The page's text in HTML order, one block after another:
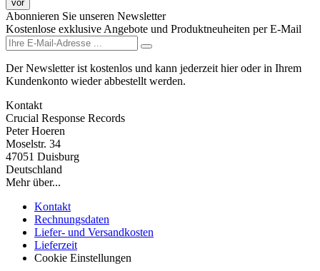
vor
Abonnieren Sie unseren Newsletter
Kostenlose exklusive Angebote und Produktneuheiten per E-Mail
Der Newsletter ist kostenlos und kann jederzeit hier oder in Ihrem
Kundenkonto wieder abbestellt werden.
Kontakt
Crucial Response Records
Peter Hoeren
Moselstr. 34
47051 Duisburg
Deutschland
Mehr über...
Kontakt
Rechnungsdaten
Liefer- und Versandkosten
Lieferzeit
Cookie Einstellungen